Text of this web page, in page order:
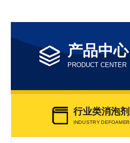
产品中心
PRODUCT CENTER
行业类消泡剂
INDUSTRY DEFOAMER